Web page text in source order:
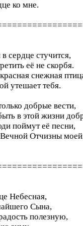
ко мне.
сердце стучится,
её не скорбя.
снежная
утешает тебя.
добрые вести,
в этой жизни
поймут её песни,
Отчизны
Небесная,
Сына,
полезную,